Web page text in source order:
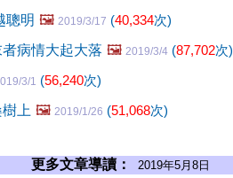
聰明 🖼️ 2019/3/17 (40,334次)
病情大起大落 🖼️ 2019/3/4 (87,702次)
3/1 (56,240次)
上 🖼️ 2019/1/26 (51,068次)
更多文章導讀： 2019年5月8日